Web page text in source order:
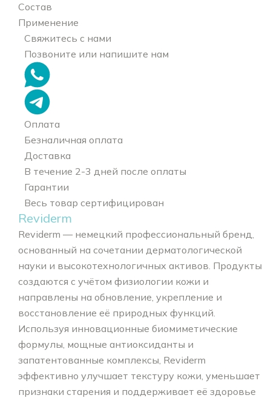
Состав
Применение
Свяжитесь с нами
Позвоните или напишите нам
Оплата
Безналичная оплата
Доставка
В течение 2-3 дней после оплаты
Гарантии
Весь товар сертифицирован
Reviderm
Reviderm — немецкий профессиональный бренд,
основанный на сочетании дерматологической
науки и высокотехнологичных активов. Продукты
создаются с учётом физиологии кожи и
направлены на обновление, укрепление и
восстановление её природных функций.
Используя инновационные биомиметические
формулы, мощные антиоксиданты и
запатентованные комплексы, Reviderm
эффективно улучшает текстуру кожи, уменьшает
признаки старения и поддерживает её здоровье